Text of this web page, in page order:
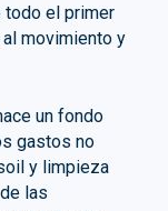
todo el primer
movimiento y
un fondo
gastos no
y limpieza
las